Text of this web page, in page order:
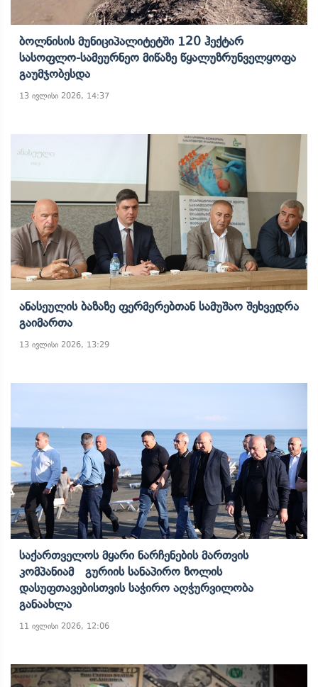
Ბოლნისის Მუნიციპალიტეტში 120 Ჰექტარ
Სასოფლო-Სამეურნეო Მიწაზე Წყალუზრუნველყოფა
Გაუმჯობესდა
13 ივლისი 2026, 14:37
Ანასეულის Ბაზაზე Ფერმერებთან Სამუშაო Შეხვედრა
Გაიმართა
13 ივლისი 2026, 13:29
Საქართველოს Მყარი Ნარჩენების Მართვის
Კომპანიამ Გურიის Სანაპირო Ზოლის
Დასუფთავებისთვის Საჭირო Აღჭურვილობა
Განაახლა
11 ივლისი 2026, 12:06